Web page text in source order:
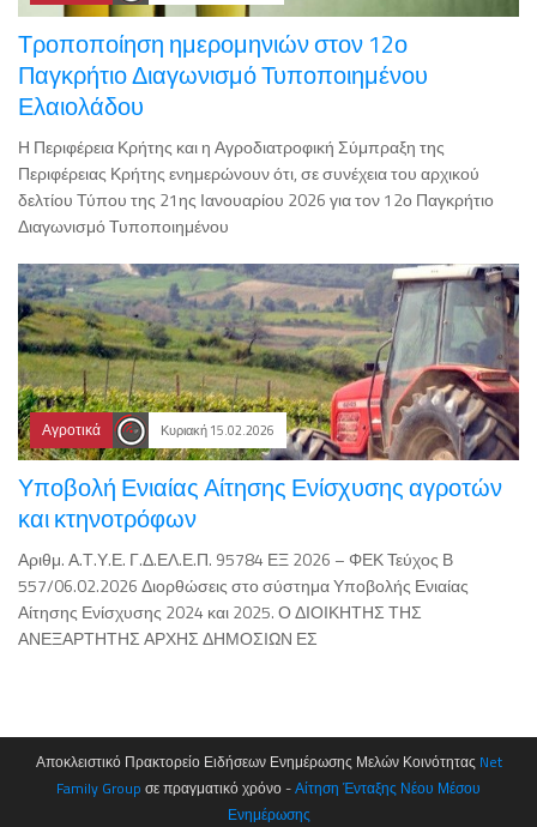
Τροποποίηση ημερομηνιών στον 12ο
Παγκρήτιο Διαγωνισμό Τυποποιημένου
Ελαιολάδου
Η Περιφέρεια Κρήτης και η Αγροδιατροφική Σύμπραξη της
Περιφέρειας Κρήτης ενημερώνουν ότι, σε συνέχεια του αρχικού
δελτίου Τύπου της 21ης Ιανουαρίου 2026 για τον 12ο Παγκρήτιο
Διαγωνισμό Τυποποιημένου
Αγροτικά Κυριακή 15.02.2026
Υποβολή Ενιαίας Αίτησης Ενίσχυσης αγροτών
και κτηνοτρόφων
Αριθμ. Α.Τ.Υ.Ε. Γ.Δ.ΕΛ.Ε.Π. 95784 ΕΞ 2026 – ΦΕΚ Τεύχος Β
557/06.02.2026 Διορθώσεις στο σύστημα Υποβολής Ενιαίας
Αίτησης Ενίσχυσης 2024 και 2025. Ο ΔΙΟΙΚΗΤΗΣ ΤΗΣ
ΑΝΕΞΑΡΤΗΤΗΣ ΑΡΧΗΣ ΔΗΜΟΣΙΩΝ ΕΣ
Αποκλειστικό Πρακτορείο Ειδήσεων Ενημέρωσης Μελών Κοινότητας Net
Family Group σε πραγματικό χρόνο -Αίτηση Ένταξης Νέου Μέσου
Ενημέρωσης